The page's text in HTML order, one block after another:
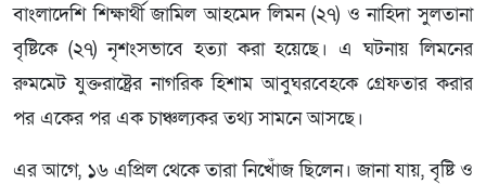
বাংলাদেশি শিক্ষার্থী জামিল আহমেদ লিমন (২৭) ও নাহিদা সুলতানা
বৃষ্টিকে (২৭) নৃশংসভাবে হত্যা করা হয়েছে। এ ঘটনায় লিমনের
রুমমেট যুক্তরাষ্ট্রের নাগরিক হিশাম আবুঘরবেহকে গ্রেফতার করার
পর একের পর এক চাঞ্চল্যকর তথ্য সামনে আসছে।
এর আগে, ১৬ এপ্রিল থেকে তারা নিখোঁজ ছিলেন। জানা যায়, বৃষ্টি ও